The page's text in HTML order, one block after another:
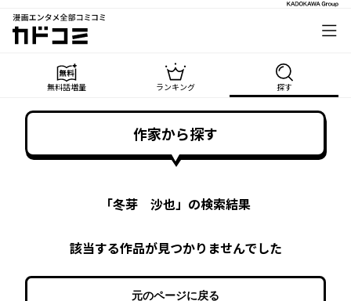
漫画エンタメ全部コミコミ
カドコミ
無料話増量 ランキング 探す
作家から探す
「冬芽 沙也」の検索結果
該当する作品が見つかりませんでした
元のページに戻る